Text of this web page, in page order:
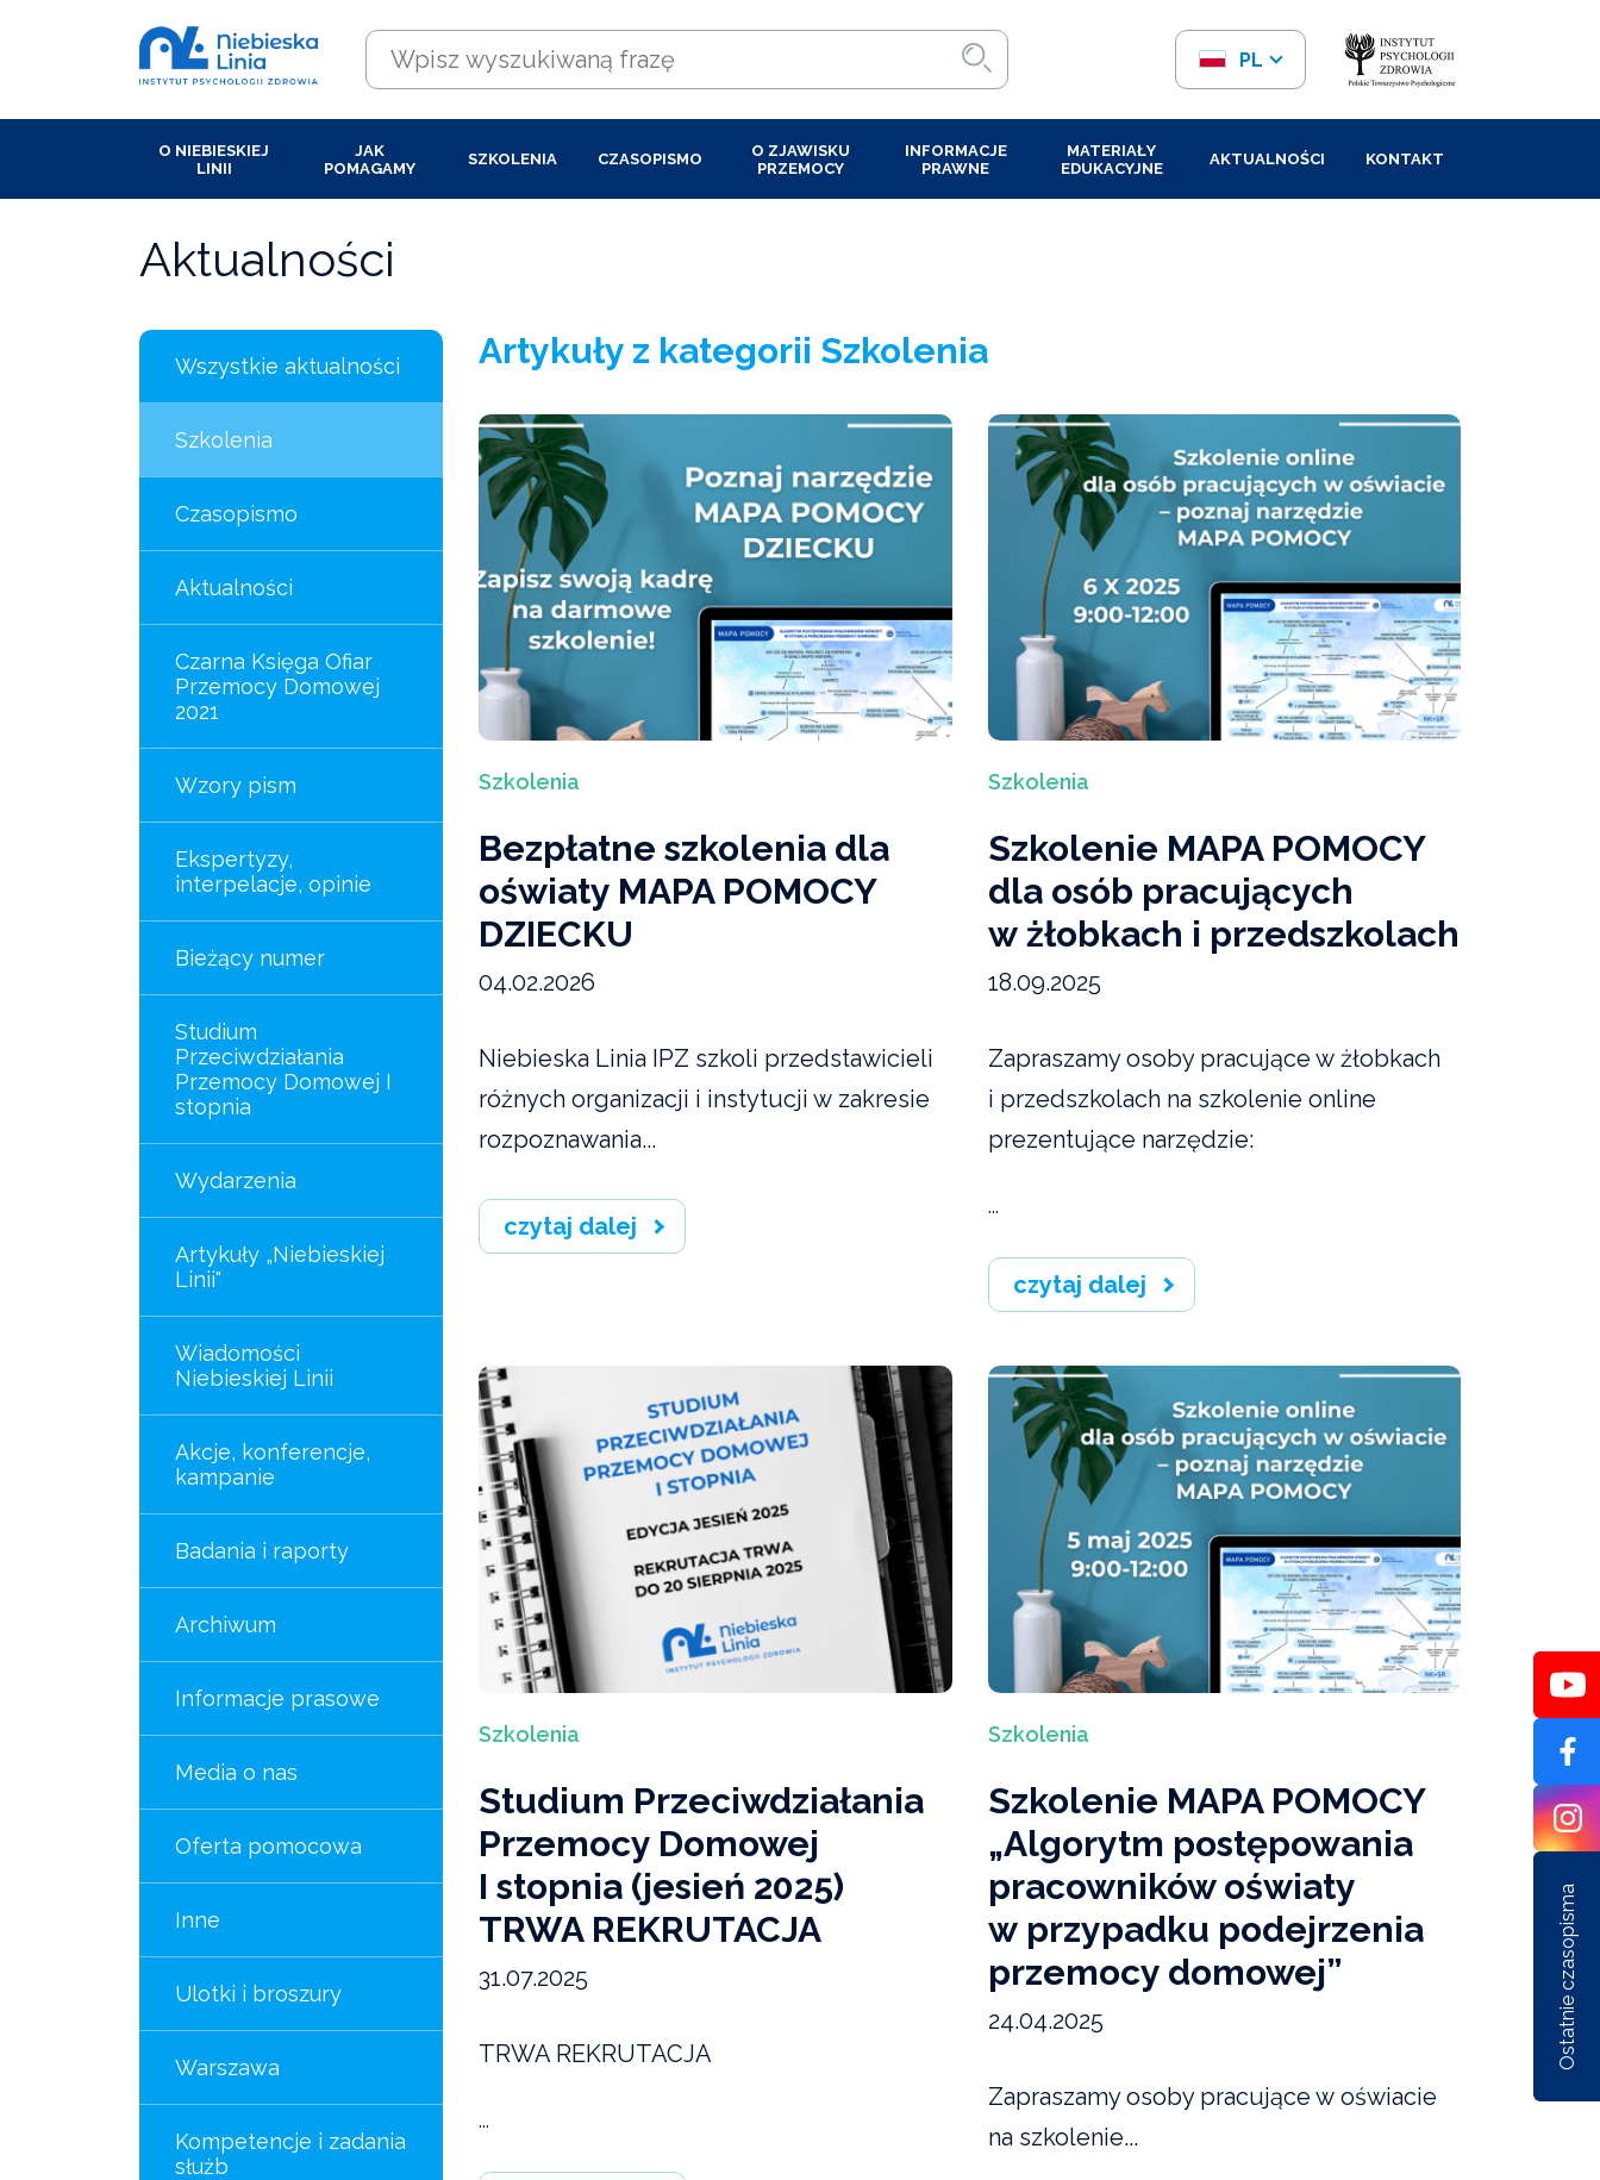
PL
EN
O NIEBIESKIEJ
LINII
JAK
POMAGAMY
SZKOLENIA CZASOPISMO
O ZJAWISKU
PRZEMOCY
INFORMACJE
PRAWNE
MATERIAŁY
EDUKACYJNE
AKTUALNOŚCI KONTAKT
Aktualności
Wszystkie aktualności
Szkolenia
Czasopismo
Aktualności
Czarna Księga Ofiar
Przemocy Domowej
2021
Wzory pism
Ekspertyzy,
interpelacje, opinie
Bieżący numer
Studium
Przeciwdziałania
Przemocy Domowej I
stopnia
Wydarzenia
Artykuły „Niebieskiej
Linii"
Wiadomości
Niebieskiej Linii
Akcje, konferencje,
kampanie
Badania i raporty
Archiwum
Informacje prasowe
Media o nas
Oferta pomocowa
Inne
Ulotki i broszury
Warszawa
Kompetencje i zadania
służb
Artykuły z kategorii Szkolenia
Szkolenia
Bezpłatne szkolenia dla
oświaty MAPA POMOCY
DZIECKU
04.02.2026
Niebieska Linia IPZ szkoli przedstawicieli
różnych organizacji i instytucji w zakresie
rozpoznawania...
czytaj dalej
Szkolenia
Szkolenie MAPA POMOCY
dla osób pracujących
w żłobkach i przedszkolach
18.09.2025
Zapraszamy osoby pracujące w żłobkach
i przedszkolach na szkolenie online
prezentujące narzędzie:
...
czytaj dalej
Szkolenia
Studium Przeciwdziałania
Przemocy Domowej
I stopnia (jesień 2025)
TRWA REKRUTACJA
31.07.2025
TRWA REKRUTACJA
...
Szkolenia
Szkolenie MAPA POMOCY
„Algorytm postępowania
pracowników oświaty
w przypadku podejrzenia
przemocy domowej”
24.04.2025
Zapraszamy osoby pracujące w oświacie
na szkolenie...
Ostatnie czasopisma
Nr 5/